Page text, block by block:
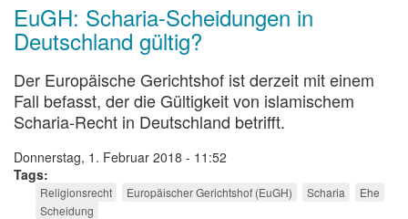
EuGH: Scharia-Scheidungen in
Deutschland gültig?
Der Europäische Gerichtshof ist derzeit mit einem
Fall befasst, der die Gültigkeit von islamischem
Scharia-Recht in Deutschland betrifft.
Donnerstag, 1. Februar 2018 - 11:52
Tags
Religionsrecht Europäischer Gerichtshof (EuGH) Scharia
Ehe
Scheidung